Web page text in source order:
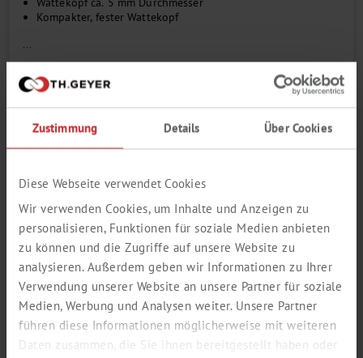
Zustimmung Details Über Cookies
Diese Webseite verwendet Cookies
Wir verwenden Cookies, um Inhalte und Anzeigen zu
personalisieren, Funktionen für soziale Medien anbieten
zu können und die Zugriffe auf unsere Website zu
analysieren. Außerdem geben wir Informationen zu Ihrer
Verwendung unserer Website an unsere Partner für soziale
Medien, Werbung und Analysen weiter. Unsere Partner
führen diese Informationen möglicherweise mit weiteren
Daten zusammen, die Sie ihnen bereitgestellt haben oder
Kompakter, fester Wattekopf
...
Länge mm
Zum Login / Registrierung
In den Warenkorb
Bestellnummer
7695280
Katalogseite als PDF öffnen